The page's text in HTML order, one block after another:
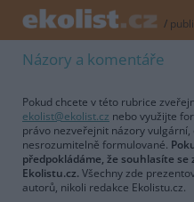
/
Názory a komentáře
Pokud chcete v této rubrice
ekolist@ekolist.cz nebo využijte
právo nezveřejnit názory
nesrozumitelně formulované.
předpokládáme, že souhlasíte
Ekolistu.cz. Všechny zde
autorů, nikoli redakce Ekolistu.cz.